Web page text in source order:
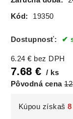
Kód: 19350
Dostupnosť:
6.24 € bez DPH
7.68 €
ks
Pôvodná cena
Kúpou získaš8